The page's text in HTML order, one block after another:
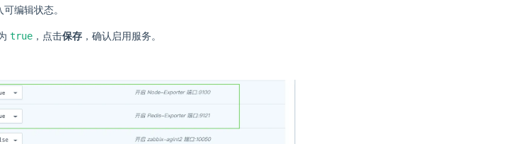
可编辑状态。
true ，点击保存 ，确认启用服务。